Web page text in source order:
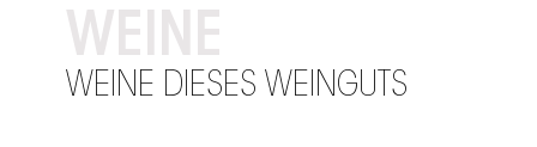
WEINE
WEINE DIESES WEINGUTS